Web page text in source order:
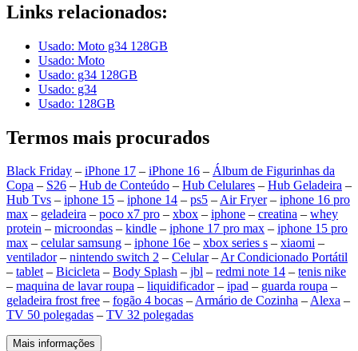
Links relacionados:
Usado: Moto g34 128GB
Usado: Moto
Usado: g34 128GB
Usado: g34
Usado: 128GB
Termos mais procurados
Black Friday – iPhone 17 – iPhone 16 – Álbum de Figurinhas da
Copa – S26 – Hub de Conteúdo – Hub Celulares – Hub Geladeira –
Hub Tvs – iphone 15 – iphone 14 – ps5 –Air Fryer– iphone 16 pro
max – geladeira – poco x7 pro – xbox – iphone – creatina – whey
protein – microondas – kindle – iphone 17 pro max – iphone 15 pro
max – celular samsung – iphone 16e – xbox series s – xiaomi –
ventilador– nintendo switch 2 – Celular–Ar Condicionado Portátil
– tablet– Bicicleta – Body Splash – jbl – redmi note 14 – tenis nike
– maquina de lavar roupa – liquidificador– ipad – guarda roupa –
geladeira frost free – fogão 4 bocas –Armário de Cozinha –Alexa –
TV 50 polegadas – TV 32 polegadas
Mais informações